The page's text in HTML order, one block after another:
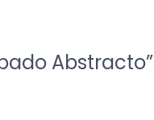
Abstracto”